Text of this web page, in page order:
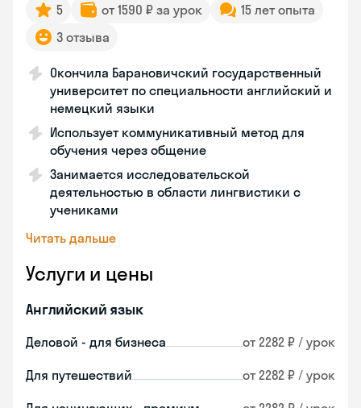
5 от 1590 ₽ за урок
15 лет опыта
3 отзыва
Окончила Барановичский государственный
университет по специальности английский и
немецкий языки
Использует коммуникативный метод для
обучения через общение
Занимается исследовательской
деятельностью в области лингвистики с
учениками
Читать дальше
Услуги и цены
Английский язык
Деловой - для бизнеса от 2282 ₽ / урок
Для путешествий от 2282 ₽ / урок